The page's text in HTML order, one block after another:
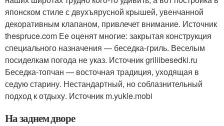
японском стиле с двухъярусной крышей, увенчанной
декоративным клапаном, привлечет внимание. Источник
thespruce.com Ее оценят многие: закрытая конструкция
специального назначения — беседка-гриль. Веселым
посиделкам погода не указ. Источник griliibesedki.ru
Беседка-топчан — восточная традиция, уходящая в
седую старину. Нестандартный, но соблазнительный
подход к отдыху. Источник m.yukle.mobi
На заднем дворе